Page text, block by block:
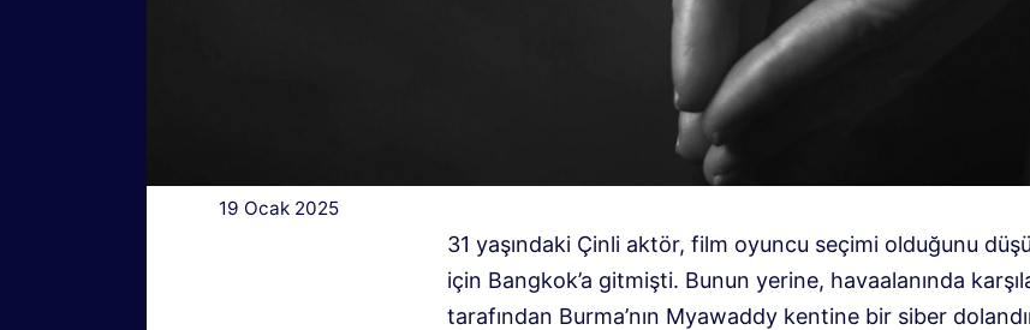
19 Ocak 2025
31 yaşındaki Çinli aktör, film oyuncu seçimi olduğunu
için Bangkok’a gitmişti. Bunun yerine, havaalanında
tarafından Burma’nın Myawaddy kentine bir siber